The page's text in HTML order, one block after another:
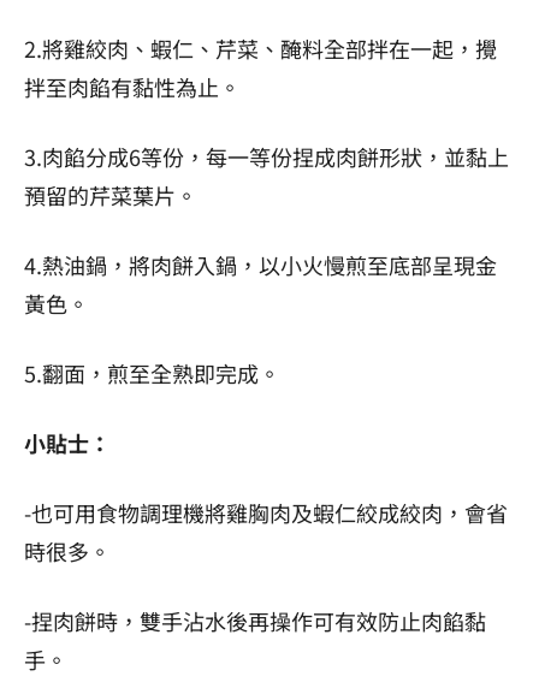
2.將雞絞肉、蝦仁、芹菜、醃料全部拌在一起，攪
拌至肉餡有黏性為止。
3.肉餡分成6等份，每一等份捏成肉餅形狀，並黏上
預留的芹菜葉片。
4.熱油鍋，將肉餅入鍋，以小火慢煎至底部呈現金
黃色。
5.翻面，煎至全熟即完成。
小貼士：
-也可用食物調理機將雞胸肉及蝦仁絞成絞肉，會省
時很多。
-捏肉餅時，雙手沾水後再操作可有效防止肉餡黏
手。